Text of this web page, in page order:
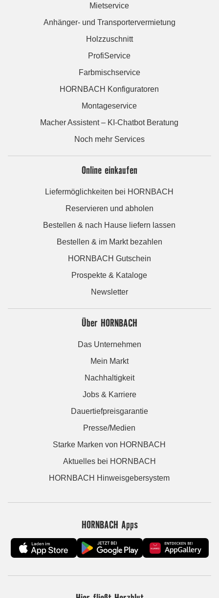
Mietservice
Anhänger- und Transportervermietung
Holzzuschnitt
ProfiService
Farbmischservice
HORNBACH Konfiguratoren
Montageservice
Macher Assistent – KI-Chatbot Beratung
Noch mehr Services
Online einkaufen
Liefermöglichkeiten bei HORNBACH
Reservieren und abholen
Bestellen & nach Hause liefern lassen
Bestellen & im Markt bezahlen
HORNBACH Gutschein
Prospekte & Kataloge
Newsletter
Über HORNBACH
Das Unternehmen
Mein Markt
Nachhaltigkeit
Jobs & Karriere
Dauertiefpreisgarantie
Presse/Medien
Starke Marken von HORNBACH
Aktuelles bei HORNBACH
HORNBACH Hinweisgebersystem
HORNBACH Apps